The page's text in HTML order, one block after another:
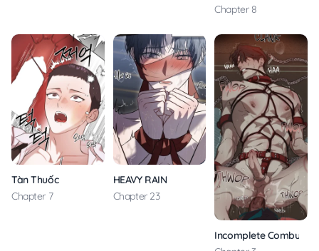
Chapter 8
Tàn Thuốc
Chapter 7
HEAVY RAIN
Chapter 23
Incomplete